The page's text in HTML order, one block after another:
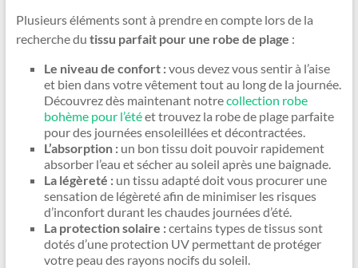
Plusieurs éléments sont à prendre en compte lors de la
recherche du tissu parfait pour une robe de plage :
Le niveau de confort :vous devez vous sentir à l’aise
et bien dans votre vêtement tout au long de la journée.
Découvrez dès maintenant notrecollection robe
bohème pour l’étéet trouvez la robe de plage parfaite
pour des journées ensoleillées et décontractées.
L’absorption :un bon tissu doit pouvoir rapidement
absorber l’eau et sécher au soleil après une baignade.
La légèreté :un tissu adapté doit vous procurer une
sensation de légèreté afin de minimiser les risques
d’inconfort durant les chaudes journées d’été.
La protection solaire :certains types de tissus sont
dotés d’une protection UV permettant de protéger
votre peau des rayons nocifs du soleil.